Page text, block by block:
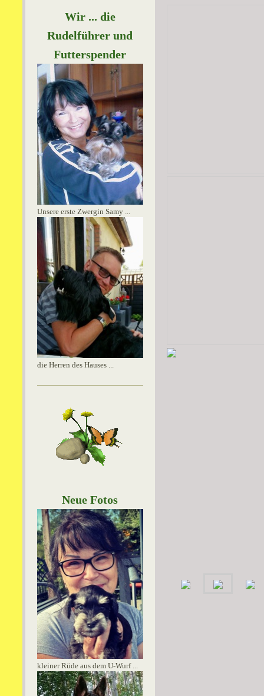
Wir ... die
Rudelführer und
Futterspender
Unsere erste Zwergin Samy ...
die Herren des Hauses ...
Neue Fotos
kleiner Rüde aus dem U-Wurf ...